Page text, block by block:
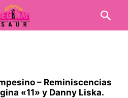
– Reminiscencias
«11» y Danny Liska.